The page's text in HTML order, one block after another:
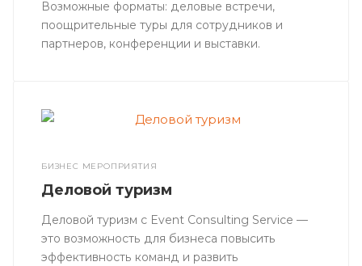
Возможные форматы: деловые встречи,
поощрительные туры для сотрудников и
партнеров, конференции и выставки.
БИЗНЕС МЕРОПРИЯТИЯ
Деловой туризм
Деловой туризм с Event Consulting Service —
это возможность для бизнеса повысить
эффективность команд и развить